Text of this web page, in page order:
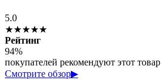
5.0
★★★★★
Рейтинг
94%
покупателей рекомендуют этот товар
Смотрите обзор▶